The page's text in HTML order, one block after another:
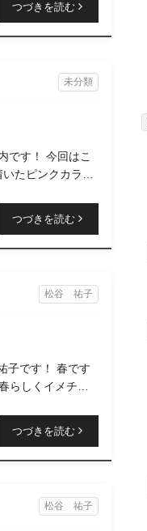
つづきを読む
未分類
です！ 今回はこ
たピンクカラー
つづきを読む
松谷 祐子
子です！ 春です
しくイメチェ
つづきを読む
松谷 祐子